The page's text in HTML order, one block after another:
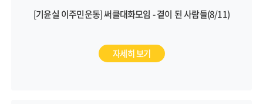
[기윤실 이주민운동] 써클대화모임 - 곁이 된 사람들(8/11)
자세히 보기